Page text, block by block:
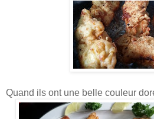
Quand ils ont une belle couleur